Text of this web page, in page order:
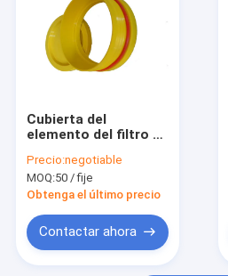
Sobre nosotros
Viaje de la fábrica
Pida una cita
El aire filtro material
Cubierta del
elemento del filtro de
molde plástico
Precio:negotiable
MOQ:50 / fije
Obtenga el último precio
Contactar ahora